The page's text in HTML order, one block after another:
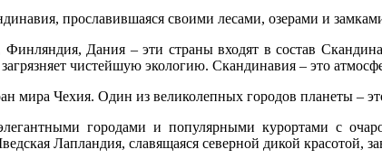
прославившаяся своими лесами, озерами и
Дания – эти страны входят в состав
чистейшую экологию. Скандинавия – это
мира Чехия. Один из великолепных городов планеты –
городами и популярными курортами с
Лапландия, славящаяся северной дикой красотой,